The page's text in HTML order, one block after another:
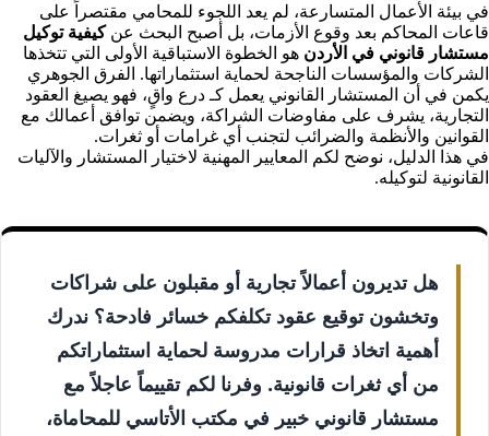
في بيئة الأعمال المتسارعة، لم يعد اللجوء للمحامي مقتصراً على
قاعات المحاكم بعد وقوع الأزمات، بل أصبح البحث عنكيفية توكيل
مستشار قانوني في الأردن هو الخطوة الاستباقية الأولى التي تتخذها
الشركات والمؤسسات الناجحة لحماية استثماراتها. الفرق الجوهري
يكمن في أن المستشار القانوني يعمل كـ درع واقٍ، فهو يصيغ العقود
التجارية، يشرف على مفاوضات الشراكة، ويضمن توافق أعمالك مع
القوانين والأنظمة والضرائب لتجنب أي غرامات أو ثغرات.
في هذا الدليل، نوضح لكم المعايير المهنية لاختيار المستشار والآليات
القانونية لتوكيله.
هل تديرون أعمالاً تجارية أو مقبلون على شراكات
وتخشون توقيع عقود تكلفكم خسائر فادحة؟ ندرك
أهمية اتخاذ قرارات مدروسة لحماية استثماراتكم
من أي ثغرات قانونية. وفرنا لكم تقييماً عاجلاً مع
مستشار قانوني خبير في مكتب الأتاسي للمحاماة،